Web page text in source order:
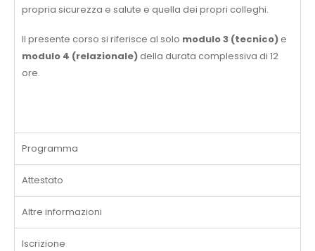
propria sicurezza e salute e quella dei propri colleghi.
Il presente corso si riferisce al solo modulo 3 (tecnico) e
modulo 4 (relazionale)della durata complessiva di 12
ore.
Programma
Attestato
Altre informazioni
Iscrizione